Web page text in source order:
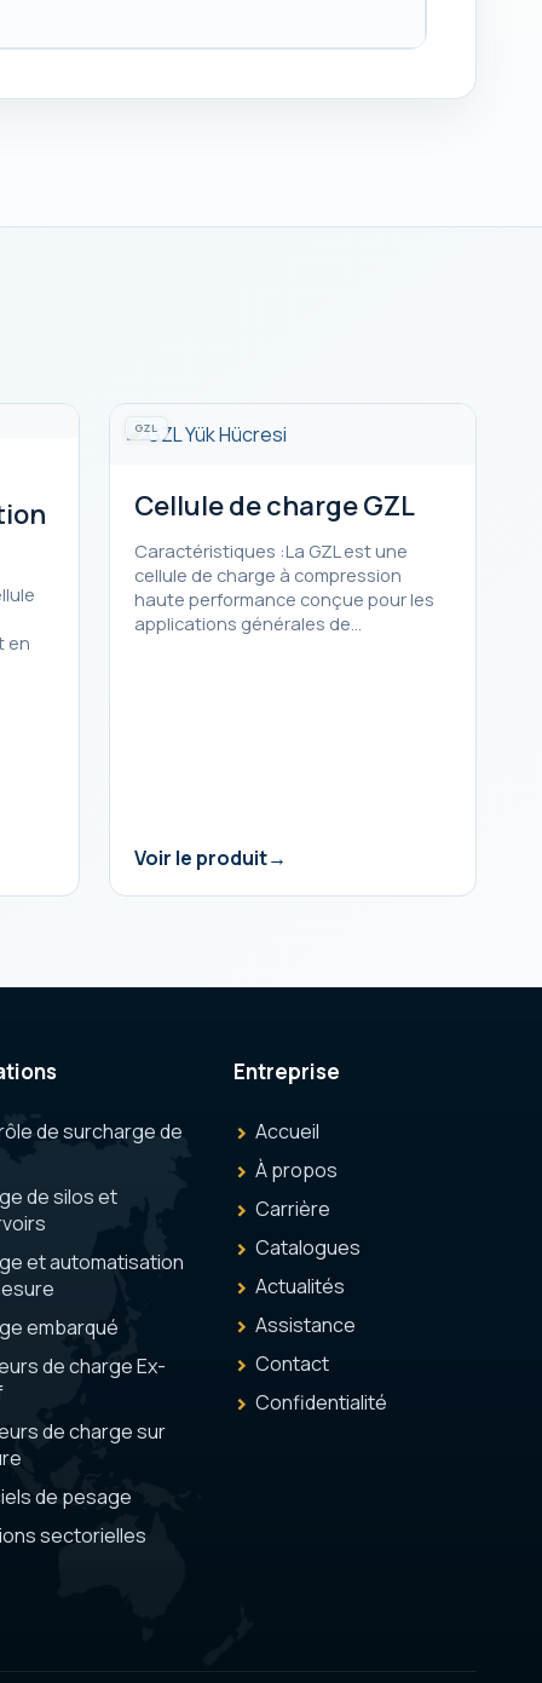
en
GZL
Cellule de charge GZL
Caractéristiques :La GZL est une
cellule de charge à compression
haute performance conçue pour les
applications générales de…
Voir le produit
de surcharge de
de silos et
et automatisation
embarqué
de charge Ex-
de charge sur
de pesage
sectorielles
Entreprise
Accueil
À propos
Carrière
Catalogues
Actualités
Assistance
Contact
Confidentialité